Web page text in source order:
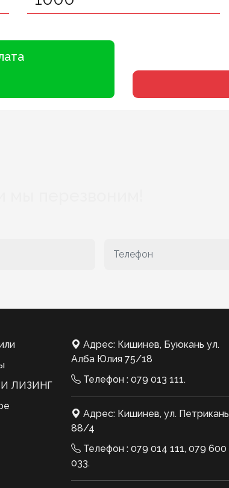
ЛИЗИНГ
Адрес: Кишинев, Буюкань ул.
Алба Юлия 75/18
Телефон : 079 013 111.
Адрес: Кишинев, ул. Петрикань
88/4
Телефон : 079 014 111, 079 600
033.